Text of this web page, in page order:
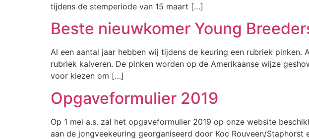
tijdens de stemperiode van 15 maart […]
Beste nieuwkomer Young
Al een aantal jaar hebben wij tijdens de keuring een rubriek
rubriek kalveren. De pinken worden op de Amerikaanse wijze
voor kiezen om […]
Opgaveformulier 2019
Op 1 mei a.s. zal het opgaveformulier 2019 op onze website
aan de jongveekeuring georganiseerd door Koc Rouveen/